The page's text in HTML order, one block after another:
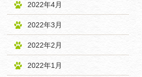
2022年4月
2022年3月
2022年2月
2022年1月